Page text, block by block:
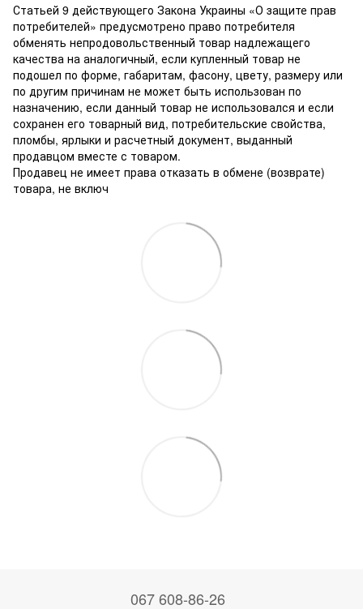
Статьей 9 действующего Закона Украины «О защите прав
потребителей» предусмотрено право потребителя
обменять непродовольственный товар надлежащего
качества на аналогичный, если купленный товар не
подошел по форме, габаритам, фасону, цвету, размеру или
по другим причинам не может быть использован по
назначению, если данный товар не использовался и если
сохранен его товарный вид, потребительские свойства,
пломбы, ярлыки и расчетный документ, выданный
продавцом вместе с товаром.
Продавец не имеет права отказать в обмене (возврате)
товара, не включ
067 608-86-26